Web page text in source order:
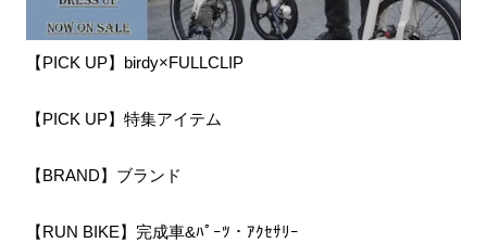
【PICK UP】birdy×FULLCLIP
【PICK UP】特集アイテム
【BRAND】ブランド
【RUN BIKE】完成車&ﾊﾟｰﾂ・ｱｸｾｻﾘｰ